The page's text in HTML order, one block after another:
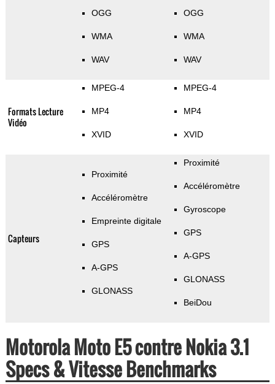
OGG
WMA
WAV
OGG
WMA
WAV
Formats Lecture
Vidéo
MPEG-4
MP4
XVID
MPEG-4
MP4
XVID
Capteurs
Proximité
Accéléromètre
Empreinte digitale
GPS
A-GPS
GLONASS
Proximité
Accéléromètre
Gyroscope
GPS
A-GPS
GLONASS
BeiDou
Motorola Moto E5 contre Nokia 3.1
Specs & Vitesse Benchmarks